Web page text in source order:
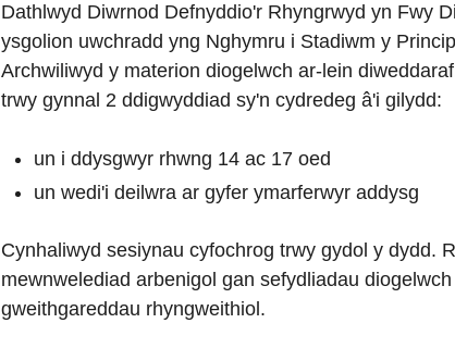
Dathlwyd Diwrnod Defnyddio'r Rhyngrwyd yn Fwy
ysgolion uwchradd yng Nghymru i Stadiwm y
Archwiliwyd y materion diogelwch ar-lein
trwy gynnal 2 ddigwyddiad sy'n cydredeg â'i gilydd:
un i ddysgwyr rhwng 14 ac 17 oed
un wedi'i deilwra ar gyfer ymarferwyr addysg
Cynhaliwyd sesiynau cyfochrog trwy gydol y dydd.
mewnwelediad arbenigol gan sefydliadau
gweithgareddau rhyngweithiol.